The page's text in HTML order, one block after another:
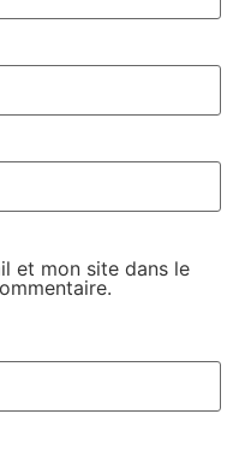
et mon site dans le